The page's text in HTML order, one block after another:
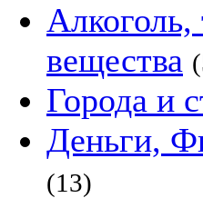
Алкоголь,
вещества
Города и
Деньги,
(13)